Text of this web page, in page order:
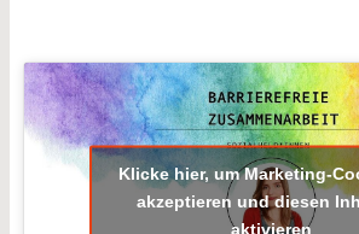
Klicke hier, um Marketing-
akzeptieren und diesen
aktivieren